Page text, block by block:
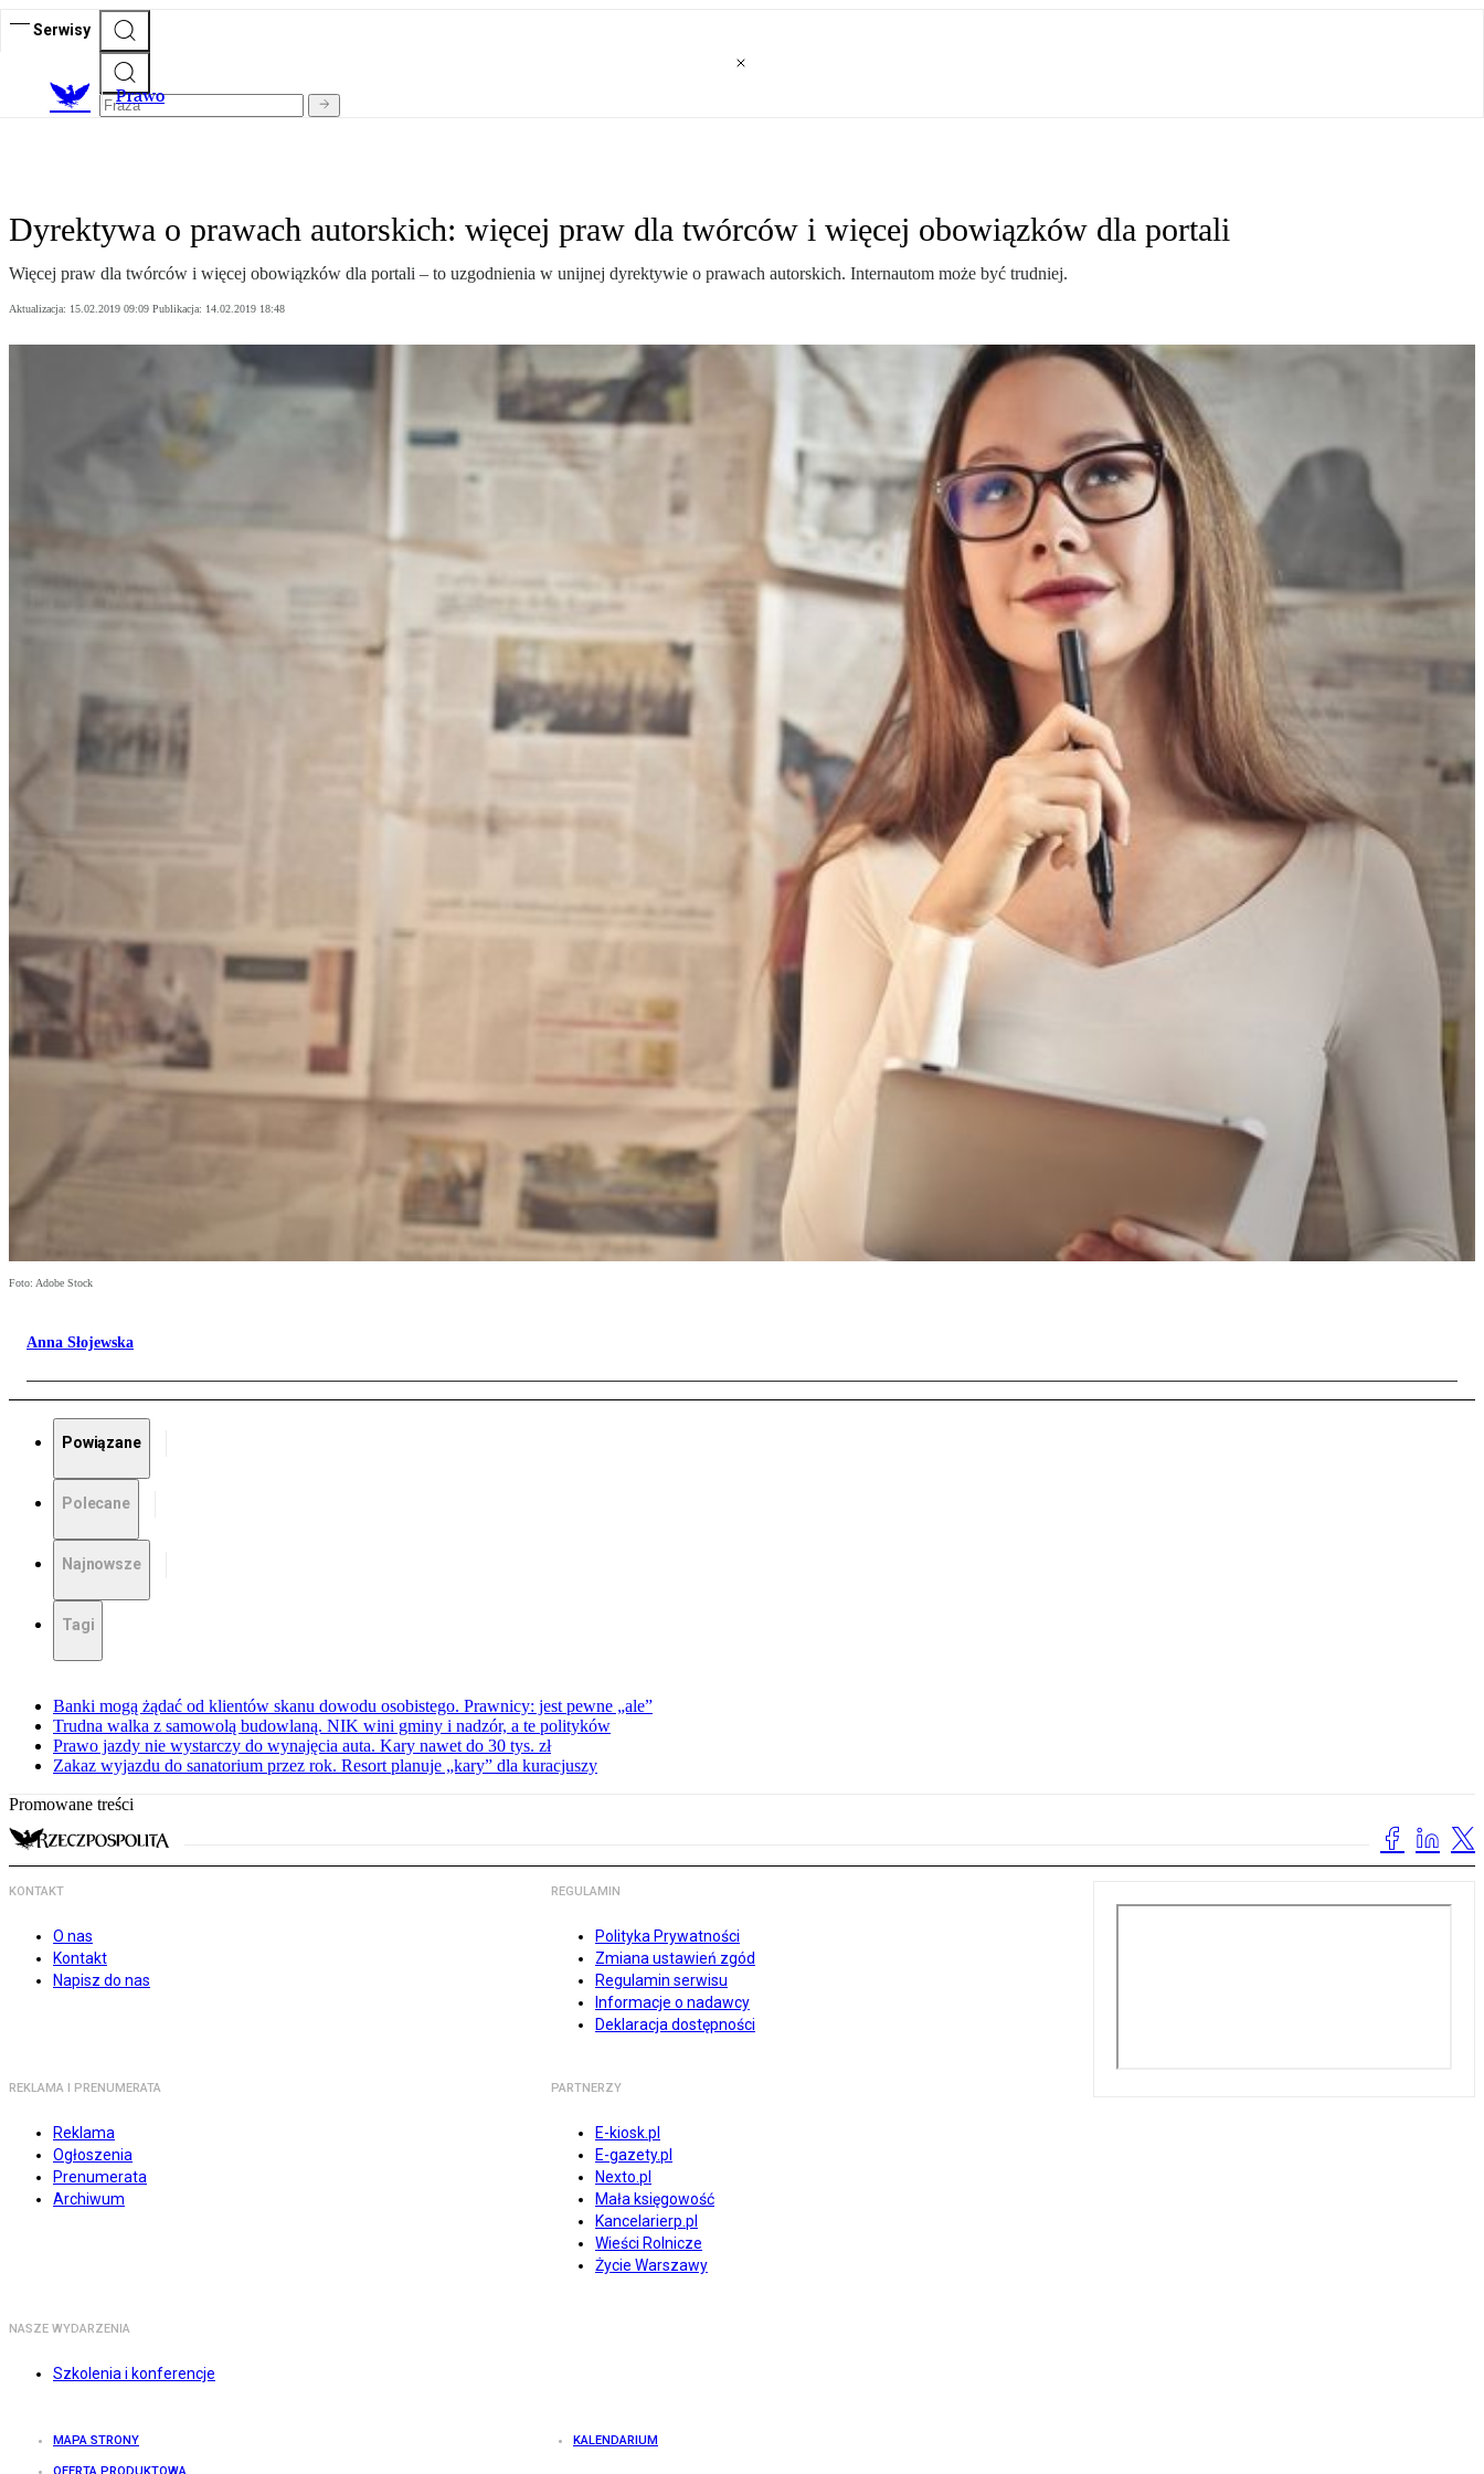
Serwisy
Prawo
Dyrektywa o prawach autorskich: więcej praw dla twórców i więcej obowiązków dla portali
Więcej praw dla twórców i więcej obowiązków dla portali – to uzgodnienia w unijnej dyrektywie o prawach autorskich. Internautom może być trudniej.
Aktualizacja: 15.02.2019 09:09 Publikacja: 14.02.2019 18:48
Foto: Adobe Stock
Anna Słojewska
Powiązane
Polecane
Najnowsze
Tagi
Banki mogą żądać od klientów skanu dowodu osobistego. Prawnicy: jest pewne „ale”
Trudna walka z samowolą budowlaną. NIK wini gminy i nadzór, a te polityków
Prawo jazdy nie wystarczy do wynajęcia auta. Kary nawet do 30 tys. zł
Zakaz wyjazdu do sanatorium przez rok. Resort planuje „kary” dla kuracjuszy
Promowane treści
KONTAKT
O nas
Kontakt
Napisz do nas
REGULAMIN
Polityka Prywatności
Zmiana ustawień zgód
Regulamin serwisu
Informacje o nadawcy
Deklaracja dostępności
REKLAMA I PRENUMERATA
Reklama
Ogłoszenia
Prenumerata
Archiwum
PARTNERZY
E-kiosk.pl
E-gazety.pl
Nexto.pl
Mała księgowość
Kancelarierp.pl
Wieści Rolnicze
Życie Warszawy
NASZE WYDARZENIA
Szkolenia i konferencje
MAPA STRONY KALENDARIUM